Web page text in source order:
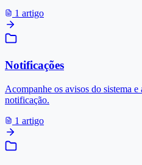
1 artigo
Notificações
Acompanhe os avisos do sistema e
notificação.
1 artigo